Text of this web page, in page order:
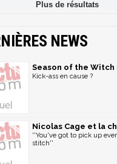
NEWS
Season of the Witch
Kick-ass en cause ?
Nicolas Cage et la
''You've got to pick up
stitch''